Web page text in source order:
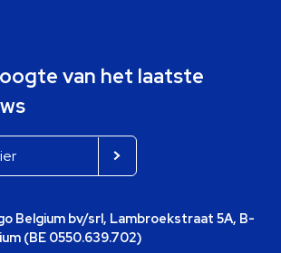
van het laatste
Belgium bv/srl, Lambroekstraat 5A, B-
(BE 0550.639.702)